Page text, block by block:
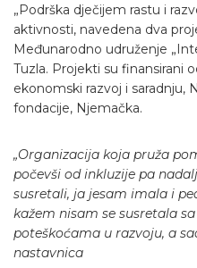
„Podrška dječijem rastu i
aktivnosti, navedena dva
Međunarodno udruženje
Tuzla. Projekti su finansirani
ekonomski razvoj i saradnju,
fondacije, Njemačka.
„Organizacija koja pruža
počevši od inkluzije pa
susretali, ja jesam imala i
kažem nisam se susretala
poteškoćama u razvoju, a
nastavnica